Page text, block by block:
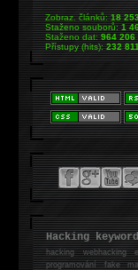
Zobraz. článků:18
Staženo souborů:1
Staženo dat:964 206
Přístupy (hits):232
Hacking
hackingwebhacking
programování fake